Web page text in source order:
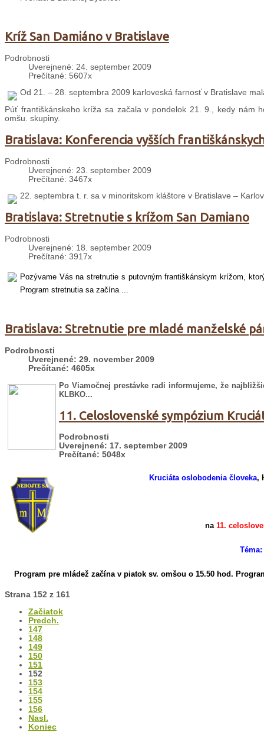
Kríž San Damiáno v Bratislave
Podrobnosti
Uverejnené: 24. september 2009
Prečítané: 5607x
Od 21. – 28. septembra 2009 karloveská farnosť v Bratislave
Púť františkánskeho kríža sa začala v pondelok 21. 9., kedy nám
omšu. skupiny.
Bratislava: Konferencia vyšších
Podrobnosti
Uverejnené: 23. september 2009
Prečítané: 3467x
22. septembra t. r. sa v minoritskom kláštore v Bratislave –
Bratislava: Stretnutie s krížom San Damiano
Podrobnosti
Uverejnené: 18. september 2009
Prečítané: 3917x
Pozývame Vás na stretnutie s putovným františkánskym krížom,
Program stretnutia sa začína ...
Bratislava: Stretnutie pre mladé manželské
Podrobnosti
Uverejnené: 29. november 2009
Prečítané: 4605x
Po Viamočnej prestávke radi informujeme, že
KLBKO...
11. Celoslovenské sympózium
Podrobnosti
Uverejnené: 17. september 2009
Prečítané: 5048x
Kruciáta oslobodenia človeka,
na 11.
Program pre mládež začína v piatok sv. omšou o 15.50 hod.
Strana 152 z 161
Začiatok
Predch.
147
148
149
150
151
152
153
154
155
156
Nasl.
Koniec